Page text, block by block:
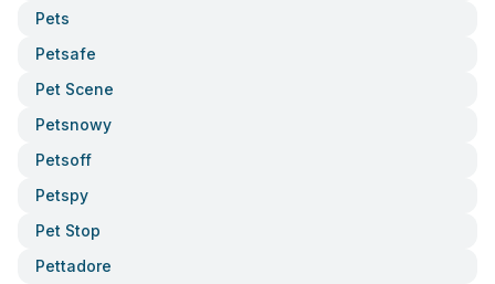
Pets
Petsafe
Pet Scene
Petsnowy
Petsoff
Petspy
Pet Stop
Pettadore